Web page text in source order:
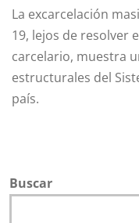
La excarcelación
19, lejos de resolver
carcelario, muestra
estructurales del
país.
Buscar